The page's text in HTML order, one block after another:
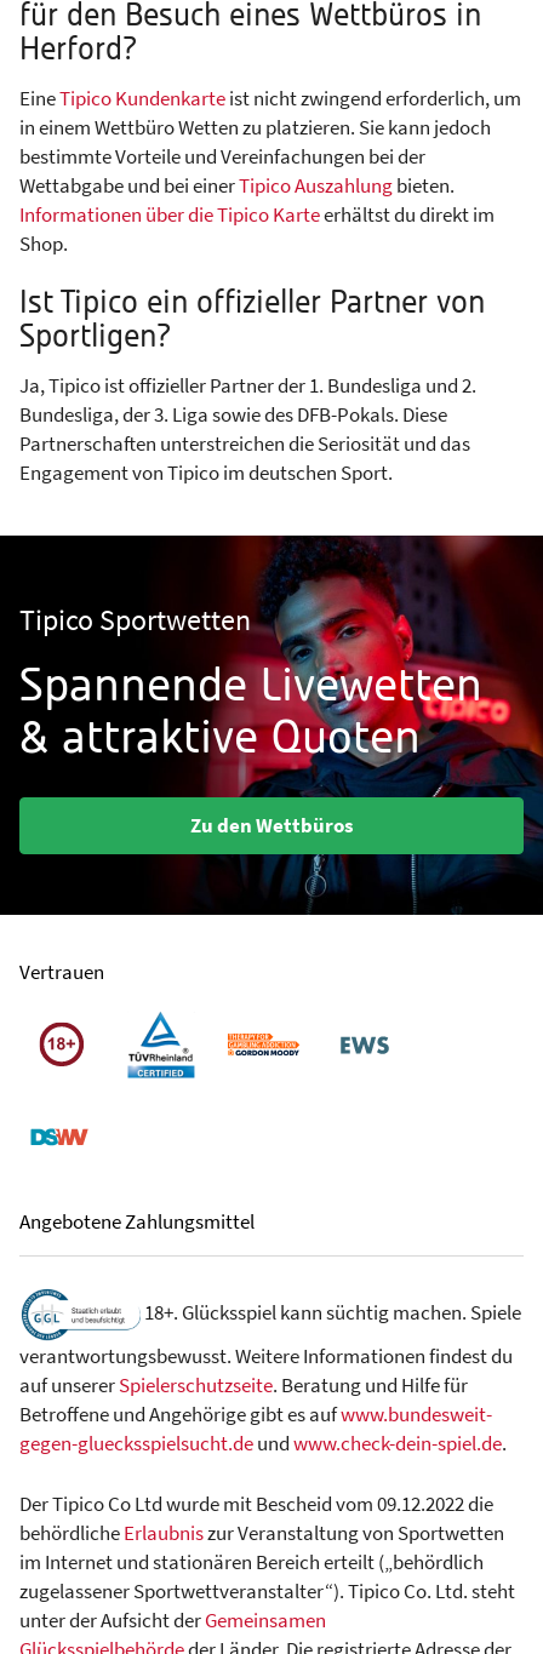
für den Besuch eines Wettbüros in
Herford?
EineTipico Kundenkarteist nicht zwingend erforderlich, um
in einem Wettbüro Wetten zu platzieren. Sie kann jedoch
bestimmte Vorteile und Vereinfachungen bei der
Wettabgabe und bei einerTipico Auszahlungbieten.
Informationen über die Tipico Karteerhältst du direkt im
Shop.
Ist Tipico ein offizieller Partner von
Sportligen?
Ja, Tipico ist offizieller Partner der 1. Bundesliga und 2.
Bundesliga, der 3. Liga sowie des DFB-Pokals. Diese
Partnerschaften unterstreichen die Seriosität und das
Engagement von Tipico im deutschen Sport.
Tipico Sportwetten
Spannende Livewetten
& attraktive Quoten
Zu den Wettbüros
Vertrauen
Angebotene Zahlungsmittel
18+. Glücksspiel kann süchtig machen. Spiele
verantwortungsbewusst. Weitere Informationen findest du
auf unsererSpielerschutzseite. Beratung und Hilfe für
Betroffene und Angehörige gibt es aufwww.bundesweit-
gegen-gluecksspielsucht.deundwww.check-dein-spiel.de.
Der Tipico Co Ltd wurde mit Bescheid vom 09.12.2022 die
behördlicheErlaubniszur Veranstaltung von Sportwetten
im Internet und stationären Bereich erteilt („behördlich
zugelassener Sportwettveranstalter“). Tipico Co. Ltd. steht
unter der Aufsicht derGemeinsamen